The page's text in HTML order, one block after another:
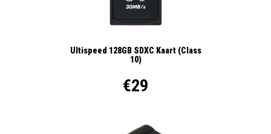
Ultispeed 128GB SDXC Kaart (Class
10)
€29